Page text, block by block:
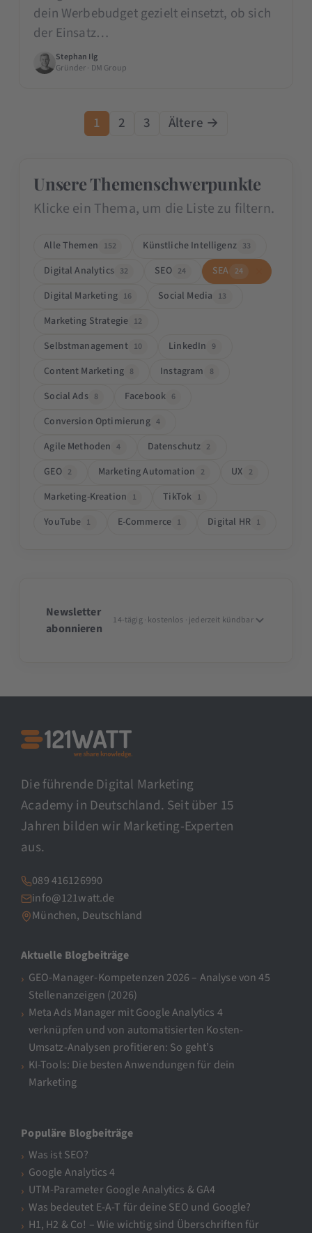
dein Werbebudget gezielt einsetzt, ob sich
der Einsatz…
Stephan Ilg
Gründer · DM Group
1 2 3 Ältere →
Unsere Themenschwerpunkte
Klicke ein Thema, um die Liste zu filtern.
Alle Themen 152 Künstliche Intelligenz 33
Digital Analytics 32 SEO 24 SEA 24
Digital Marketing 16 Social Media 13
Marketing Strategie 12
Selbstmanagement 10 LinkedIn 9
Content Marketing 8 Instagram 8
Social Ads 8 Facebook 6
Conversion Optimierung 4
Agile Methoden 4 Datenschutz 2
GEO 2 Marketing Automation 2 UX 2
Marketing-Kreation 1 TikTok 1
YouTube 1 E-Commerce 1 Digital HR 1
Newsletter
abonnieren
14-tägig · kostenlos · jederzeit kündbar
Die führende Digital Marketing
Academy in Deutschland. Seit über 15
Jahren bilden wir Marketing-Experten
aus.
089 416126990
info@121watt.de
München, Deutschland
Aktuelle Blogbeiträge
GEO-Manager-Kompetenzen 2026 – Analyse von 45
Stellenanzeigen (2026)
Meta Ads Manager mit Google Analytics 4
verknüpfen und von automatisierten Kosten-
Umsatz-Analysen profitieren: So geht’s
KI-Tools: Die besten Anwendungen für dein
Marketing
Populäre Blogbeiträge
Was ist SEO?
Google Analytics 4
UTM-Parameter Google Analytics & GA4
Was bedeutet E-A-T für deine SEO und Google?
H1, H2 & Co! – Wie wichtig sind Überschriften für